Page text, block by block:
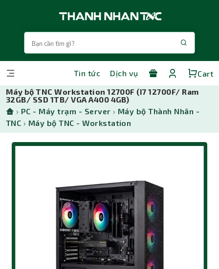
Tin tức Dịch vụ
Cart
Máy bộ TNC Workstation 12700F (I7 12700F/ Ram
32GB/ SSD 1TB/ VGA A400 4GB)
› PC - Máy trạm - Server › Máy bộ Thành Nhân -
TNC › Máy bộ TNC - Workstation